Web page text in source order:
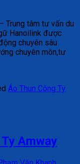
Trung tâm tư vấn du
Hanoilink được
chuyên sâu
chuyên môn,tư
Áo Thun Công Ty
Amway